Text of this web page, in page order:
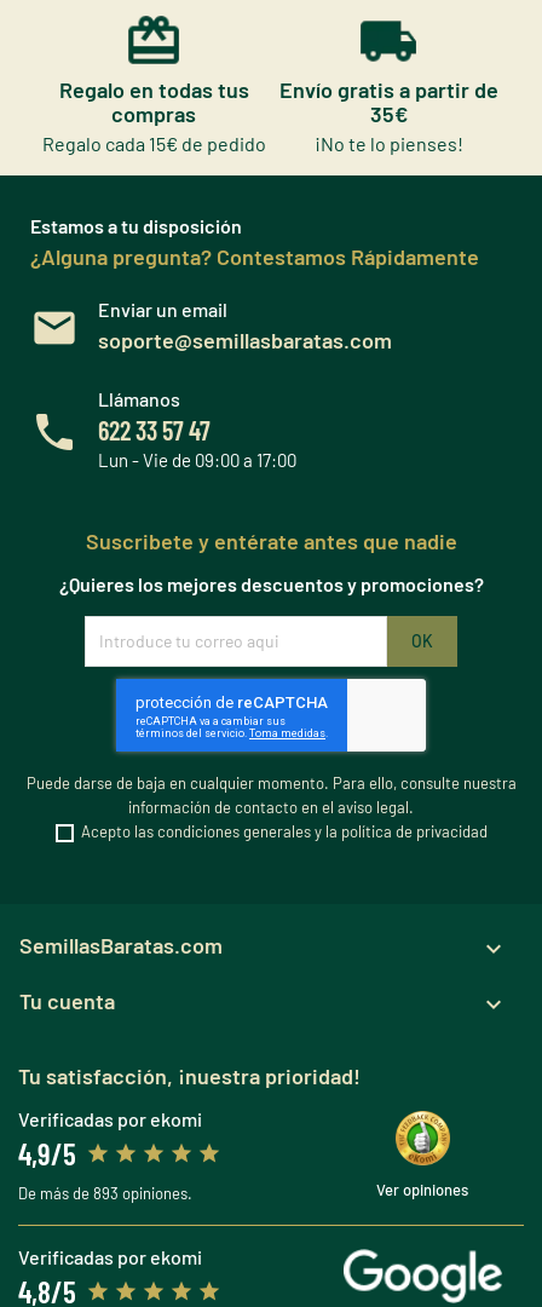
Regalo en todas tus
compras
Regalo cada 15€ de pedido
Envío gratis a partir de
35€
¡No te lo pienses!
Estamos a tu disposición
¿Alguna pregunta? Contestamos Rápidamente
Enviar un email
soporte@semillasbaratas.com
Llámanos
622 33 57 47
Lun - Vie de 09:00 a 17:00
Suscribete y entérate antes que nadie
¿Quieres los mejores descuentos y promociones?
Puede darse de baja en cualquier momento. Para ello, consulte nuestra
información de contacto en el aviso legal.
Acepto las condiciones generales y la política de privacidad
SemillasBaratas.com 
Tu cuenta 
Tu satisfacción, ¡nuestra prioridad!
Verificadas por ekomi
4,9/5
De más de 893 opiniones. Ver opiniones
Verificadas por ekomi
4,8/5